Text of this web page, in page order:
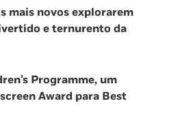
mais novos explorarem
e ternurento da
Programme, um
Award para Best